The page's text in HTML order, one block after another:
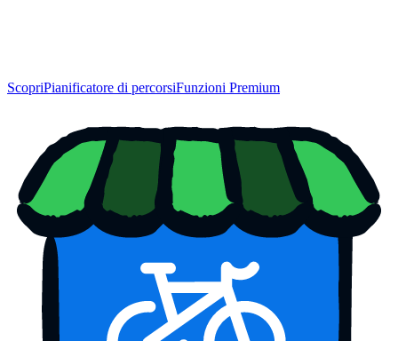
ScopriPianificatore di percorsiFunzioni Premium